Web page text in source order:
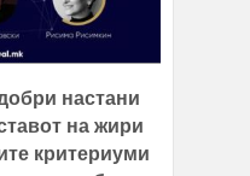
настани
на жири
критериуми